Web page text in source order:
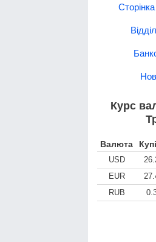
Курс
Валюта
USD
EUR
RUB